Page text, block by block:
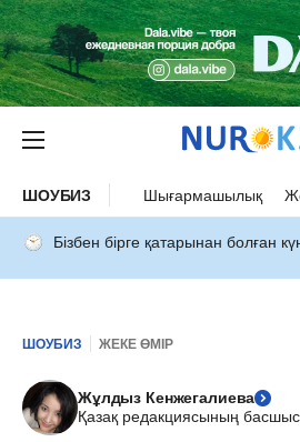
ШОУБИЗ Шығармашылық
Бізбен бірге қатарынан болған
ШОУБИЗ ЖЕКЕ ӨМІР
Жұлдыз Кенжегалиева
Қазақ редакциясының